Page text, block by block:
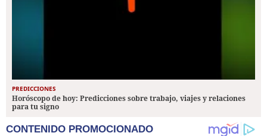
PREDICCIONES
Horóscopo de hoy: Predicciones sobre trabajo, viajes y relaciones
para tu signo
CONTENIDO PROMOCIONADO